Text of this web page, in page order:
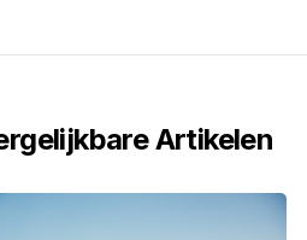
Artikelen